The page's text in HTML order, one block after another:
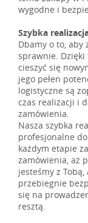
wygodne i
Szybka
Dbamy o to, aby
sprawnie. Dzięki
cieszyć się
jego pełen
logistyczne są
czas realizacji i
zamówienia.
Nasza szybka
profesjonalne
każdym etapie
zamówienia, aż
jesteśmy z Tobą,
przebiegnie
się na
resztą.